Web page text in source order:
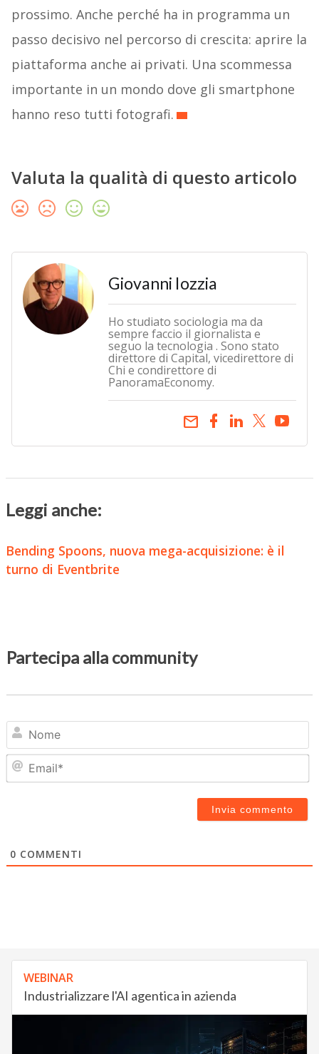
prossimo. Anche perché ha in programma un
passo decisivo nel percorso di crescita: aprire la
piattaforma anche ai privati. Una scommessa
importante in un mondo dove gli smartphone
hanno reso tutti fotografi.
Valuta la qualità di questo articolo
Giovanni Iozzia
Ho studiato sociologia ma da
sempre faccio il giornalista e
seguo la tecnologia . Sono stato
direttore di Capital, vicedirettore di
Chi e condirettore di
PanoramaEconomy.
email
Leggi anche:
Bending Spoons, nuova mega-acquisizione: è il
turno di Eventbrite
Partecipa alla community
0 COMMENTI
WEBINAR
Industrializzare l'AI agentica in azienda